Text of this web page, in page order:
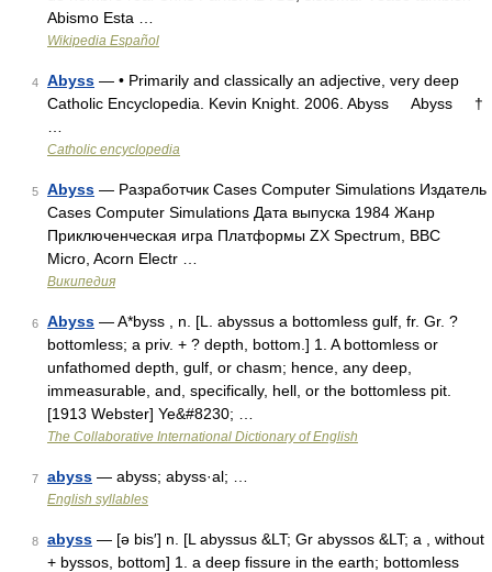
Abismo Esta …
Wikipedia Español
4 Abyss — • Primarily and classically an adjective, very deep
Catholic Encyclopedia. Kevin Knight. 2006. Abyss Abyss †
Catholic encyclopedia
5 Abyss — Разработчик Cases Computer Simulations Издатель
Cases Computer Simulations Дата выпуска 1984 Жанр
Приключенческая игра Платформы ZX Spectrum, BBC
Micro, Acorn Electr …
Википедия
6 Abyss — A*byss , n. [L. abyssus a bottomless gulf, fr. Gr. ?
bottomless; a priv. + ? depth, bottom.] 1. A bottomless or
unfathomed depth, gulf, or chasm; hence, any deep,
immeasurable, and, specifically, hell, or the bottomless pit.
[1913 Webster] Ye&#8230; …
The Collaborative International Dictionary of English
7 abyss — abyss; abyss·al; …
English syllables
8 abyss — [ə bis′] n. [L abyssus &LT; Gr abyssos &LT; a , without
+ byssos, bottom] 1. a deep fissure in the earth; bottomless